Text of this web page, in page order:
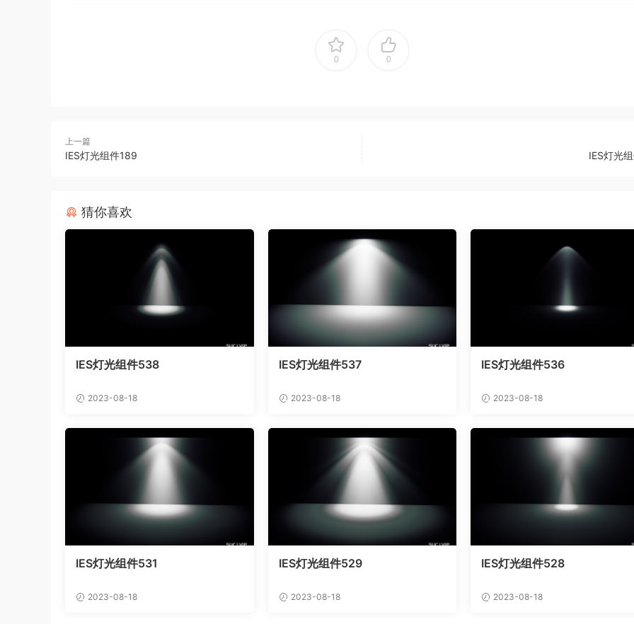
0 0
上一篇
IES灯光组件189 IES灯光
猜你喜欢
IES灯光组件538
2023-08-18
IES灯光组件537
2023-08-18
IES灯光组件536
2023-08-18
IES灯光组件531
2023-08-18
IES灯光组件529
2023-08-18
IES灯光组件528
2023-08-18